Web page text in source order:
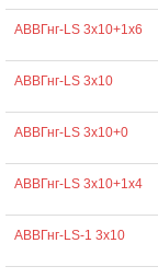
АВВГнг-LS 3х10+1х6
АВВГнг-LS 3х10
АВВГнг-LS 3х10+0
АВВГнг-LS 3х10+1х4
АВВГнг-LS-1 3х10